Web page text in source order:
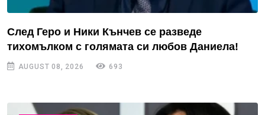
След Геро и Ники Кънчев се разведе
тихомълком с голямата си любов Даниела!
AUGUST 08, 2026 693